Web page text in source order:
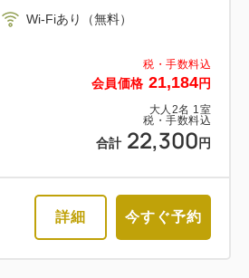
税・手数料込
会員価格 21,184円
大人 2名 1室
税・手数料込
合計 22,300 円
Wi-Fiあり（無料）
詳細 今すぐ予約